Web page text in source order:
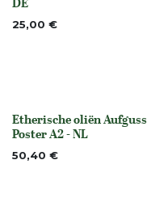
25,00 €
None
Etherische oliën Aufguss
Poster A2 - NL
50,40 €